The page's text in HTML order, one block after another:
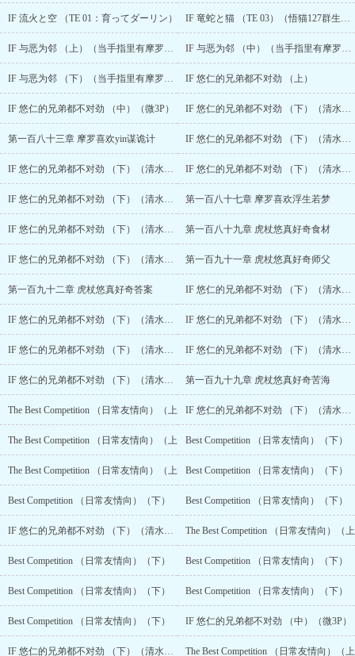
IF 流火と空 （TE 01：育ってダーリン） IF 竜蛇と猫 （TE 03）（悟猫127群生贺文扩写）
IF 与恶为邻 （上）（当手指里有摩罗和宿傩） IF 与恶为邻 （中）（当手指里有摩罗和宿傩）
IF 与恶为邻 （下）（当手指里有摩罗和宿傩） IF 悠仁的兄弟都不对劲 （上）
IF 悠仁的兄弟都不对劲 （中）（微3P） IF 悠仁的兄弟都不对劲 （下）（清水彩蛋，勿回复敲q）
第一百八十三章 摩罗喜欢yin谋诡计 IF 悠仁的兄弟都不对劲 （下）（清水彩蛋，勿回复敲q）
IF 悠仁的兄弟都不对劲 （下）（清水彩蛋，勿回复敲q） IF 悠仁的兄弟都不对劲 （下）（清水彩蛋，勿回复敲q）
IF 悠仁的兄弟都不对劲 （下）（清水彩蛋，勿回复敲q） 第一百八十七章 摩罗喜欢浮生若梦
IF 悠仁的兄弟都不对劲 （下）（清水彩蛋，勿回复敲q） 第一百八十九章 虎杖悠真好奇食材
IF 悠仁的兄弟都不对劲 （下）（清水彩蛋，勿回复敲q） 第一百九十一章 虎杖悠真好奇师父
第一百九十二章 虎杖悠真好奇答案 IF 悠仁的兄弟都不对劲 （下）（清水彩蛋，勿回复敲q）
IF 悠仁的兄弟都不对劲 （下）（清水彩蛋，勿回复敲q） IF 悠仁的兄弟都不对劲 （下）（清水彩蛋，勿回复敲q）
IF 悠仁的兄弟都不对劲 （下）（清水彩蛋，勿回复敲q） IF 悠仁的兄弟都不对劲 （下）（清水彩蛋，勿回复敲q）
IF 悠仁的兄弟都不对劲 （下）（清水彩蛋，勿回复敲q） 第一百九十九章 虎杖悠真好奇苦海
The Best Competition （日常友情向）（上 IF 悠仁的兄弟都不对劲 （下）（清水彩蛋，勿回复敲q）
The Best Competition （日常友情向）（上 Best Competition （日常友情向）（下）
The Best Competition （日常友情向）（上 Best Competition （日常友情向）（下）
Best Competition （日常友情向）（下） Best Competition （日常友情向）（下）
IF 悠仁的兄弟都不对劲 （下）（清水彩蛋，勿回复敲q） The Best Competition （日常友情向）（上
Best Competition （日常友情向）（下） Best Competition （日常友情向）（下）
Best Competition （日常友情向）（下） Best Competition （日常友情向）（下）
Best Competition （日常友情向）（下） IF 悠仁的兄弟都不对劲 （中）（微3P）
IF 悠仁的兄弟都不对劲 （下）（清水彩蛋，勿回复敲q） The Best Competition （日常友情向）（上